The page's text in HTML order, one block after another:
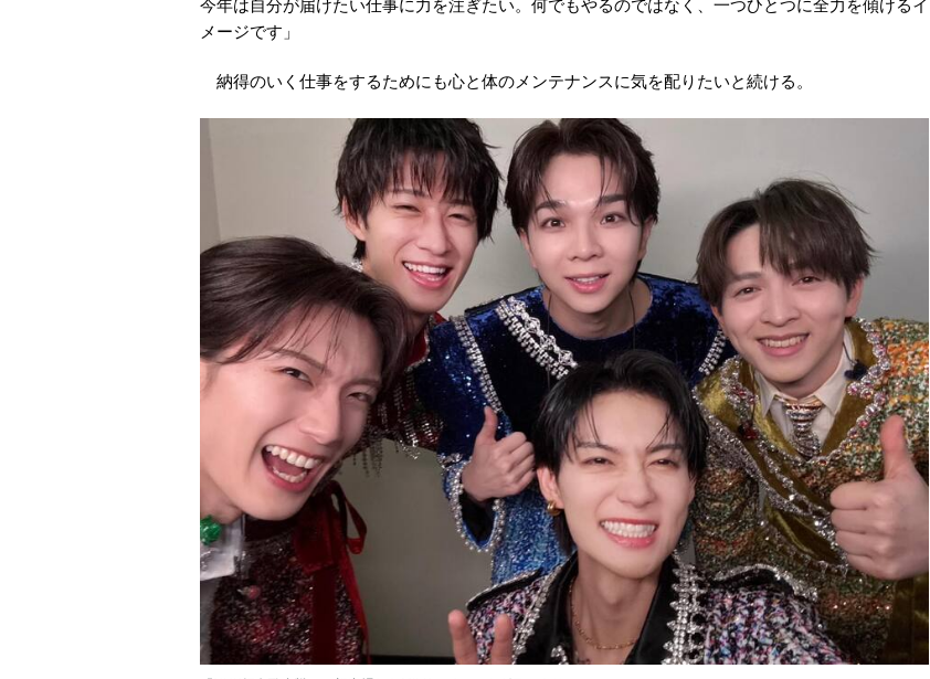
今年は自分が届けたい仕事に力を注ぎたい。何でもやるのではなく、一つひとつに全力を傾けるイ
メージです」
納得のいく仕事をするためにも心と体のメンテナンスに気を配りたいと続ける。